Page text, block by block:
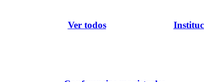
Ver todos